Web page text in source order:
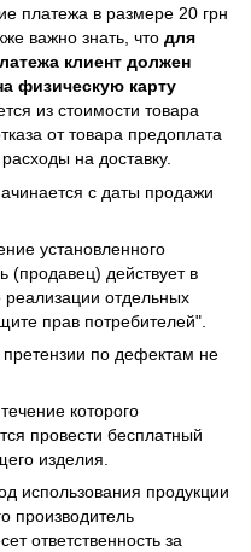
платежа в размере 20 грн
важно знать, что для
клиент должен
физическую карту
из стоимости товара
от товара предоплата
на доставку.
с даты продажи
установленного
(продавец) действует в
реализации отдельных
прав потребителей".
претензии по дефектам не
которого
провести бесплатный
изделия.
использования продукции
производитель
ответственность за